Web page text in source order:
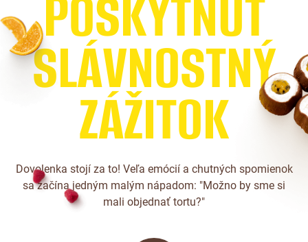
POSKYTNÚŤ
SLÁVNOSTNÝ
ZÁŽITOK
Dovolenka stojí za to! Veľa emócií a chutných spomienok
sa začína jedným malým nápadom: "Možno by sme si
mali objednať tortu?"